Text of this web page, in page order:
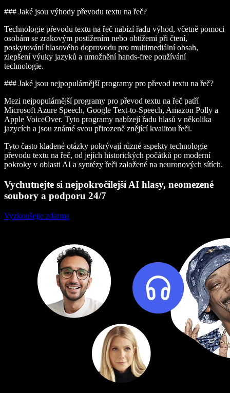
### Jaké jsou výhody převodu textu na řeč?
Technologie převodu textu na řeč nabízí řadu výhod, včetně pomoci
osobám se zrakovým postižením nebo obtížemi při čtení,
poskytování hlasového doprovodu pro multimediální obsah,
zlepšení výuky jazyků a umožnění hands-free používání
technologie.
### Jaké jsou nejpopulárnější programy pro převod textu na řeč?
Mezi nejpopulárnější programy pro převod textu na řeč patří
Microsoft Azure Speech, Google Text-to-Speech, Amazon Polly a
Apple VoiceOver. Tyto programy nabízejí řadu hlasů v několika
jazycích a jsou známé svou přirozeně znějící kvalitou řeči.
Tyto často kladené otázky pokrývají různé aspekty technologie
převodu textu na řeč, od jejích historických počátků po moderní
pokroky v oblasti AI a syntézy řeči založené na neuronových sítích.
Vychutnejte si nejpokročilejší AI hlasy, neomezené
soubory a podporu 24/7
Vyzkoušejte zdarma